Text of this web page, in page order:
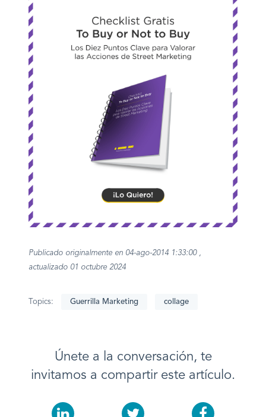
Publicado originalmente en 04-ago-2014 1:33:00 ,
actualizado 01 octubre 2024
Topics: Guerrilla Marketing collage
Únete a la conversación, te
invitamos a compartir este artículo.